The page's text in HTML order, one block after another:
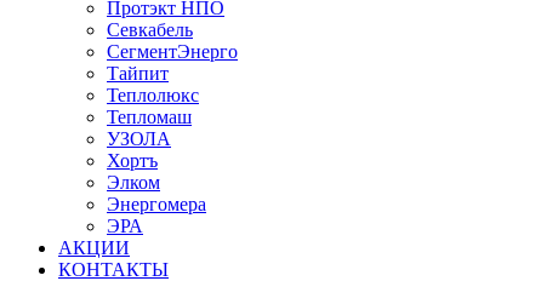
Протэкт НПО
Севкабель
СегментЭнерго
Тайпит
Теплолюкс
Тепломаш
УЗОЛА
Хортъ
Элком
Энергомера
ЭРА
АКЦИИ
КОНТАКТЫ